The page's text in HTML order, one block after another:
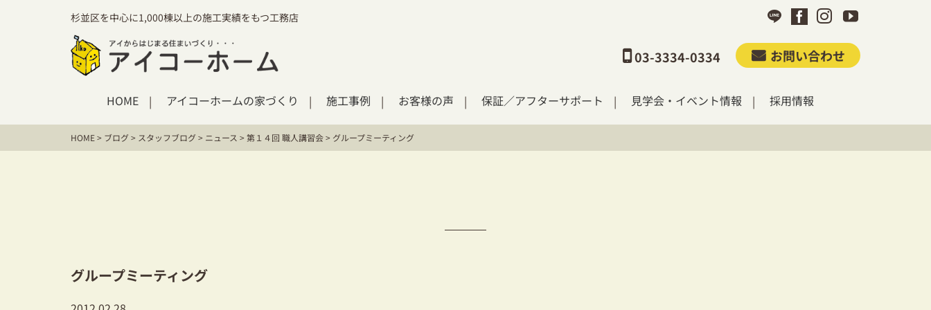
杉並区を中心に1,000棟以上の施工実績をもつ工務店
03-3334-0334 お問い合わせ
HOME アイコーホームの家づくり 施工事例 お客様の声 保証／アフターサポート 見学会・イベント情報 採用情報
HOME> ブログ> スタッフブログ> ニュース >第１４回 職人講習会> グループミーティング
グループミーティング